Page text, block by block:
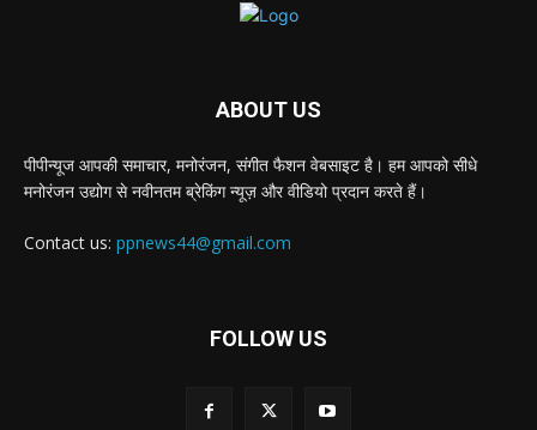
ABOUT US
पीपीन्यूज आपकी समाचार, मनोरंजन, संगीत फैशन वेबसाइट है। हम आपको सीधे
मनोरंजन उद्योग से नवीनतम ब्रेकिंग न्यूज़ और वीडियो प्रदान करते हैं।
Contact us: ppnews44@gmail.com
FOLLOW US